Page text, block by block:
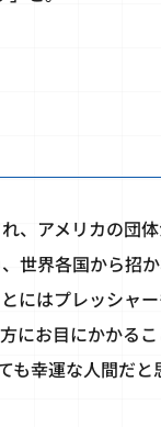
、アメリカの団
世界各国から招
にはプレッシャ
にお目にかかるこ
も幸運な人間だと